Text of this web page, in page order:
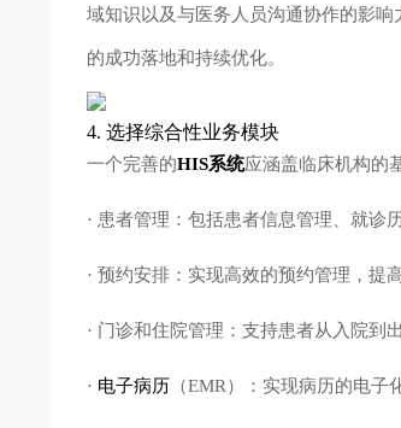
域知识以及与医务人员沟通协作的影
的成功落地和持续优化。
4. 选择综合性业务模块
一个完善的HIS系统应涵盖临床机构的
· 患者管理：包括患者信息管理、就诊
· 预约安排：实现高效的预约管理，提
· 门诊和住院管理：支持患者从入院到
· 电子病历 （EMR）：实现病历的电子